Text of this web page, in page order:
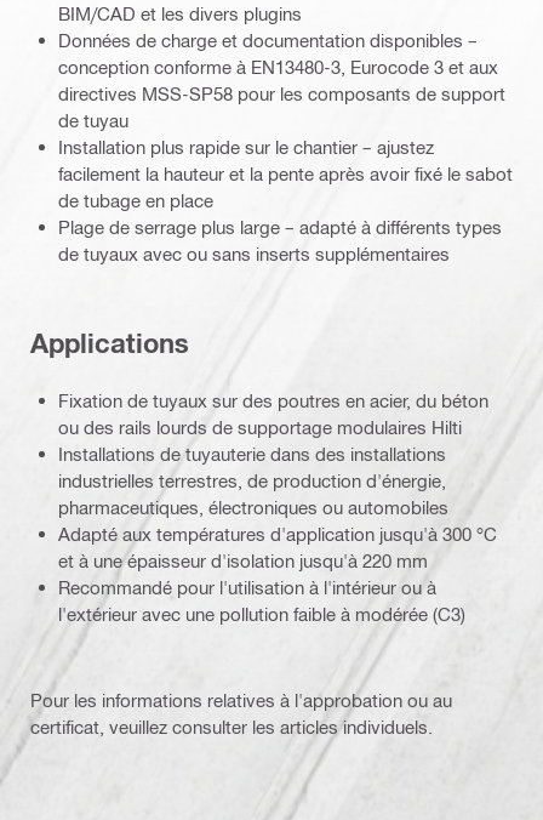
BIM/CAD et les divers plugins
Données de charge et documentation disponibles –
conception conforme à EN13480-3, Eurocode 3 et aux
directives MSS-SP58 pour les composants de support
de tuyau
Installation plus rapide sur le chantier – ajustez
facilement la hauteur et la pente après avoir fixé le sabot
de tubage en place
Plage de serrage plus large – adapté à différents types
de tuyaux avec ou sans inserts supplémentaires
Applications
Fixation de tuyaux sur des poutres en acier, du béton
ou des rails lourds de supportage modulaires Hilti
Installations de tuyauterie dans des installations
industrielles terrestres, de production d'énergie,
pharmaceutiques, électroniques ou automobiles
Adapté aux températures d'application jusqu'à 300 °C
et à une épaisseur d'isolation jusqu'à 220 mm
Recommandé pour l'utilisation à l'intérieur ou à
l'extérieur avec une pollution faible à modérée (C3)
Pour les informations relatives à l'approbation ou au
certificat, veuillez consulter les articles individuels.